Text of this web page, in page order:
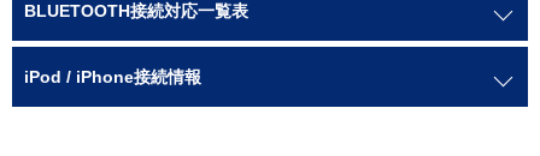
BLUETOOTH接続対応一覧表
iPod / iPhone接続情報